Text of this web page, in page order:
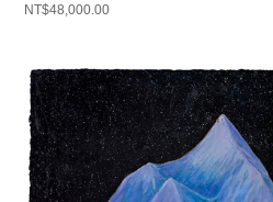
NT$48,000.00